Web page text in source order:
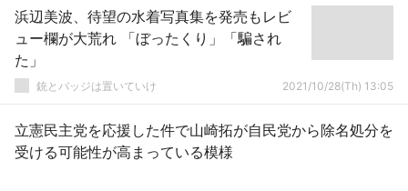
浜辺美波、待望の水着写真集を発売もレビ
ュー欄が大荒れ 「ぼったくり」「騙され
た」
銃とバッジは置いていけ 2021/10/28(Th) 13:05
立憲民主党を応援した件で山崎拓が自民党から除名処分を
受ける可能性が高まっている模様